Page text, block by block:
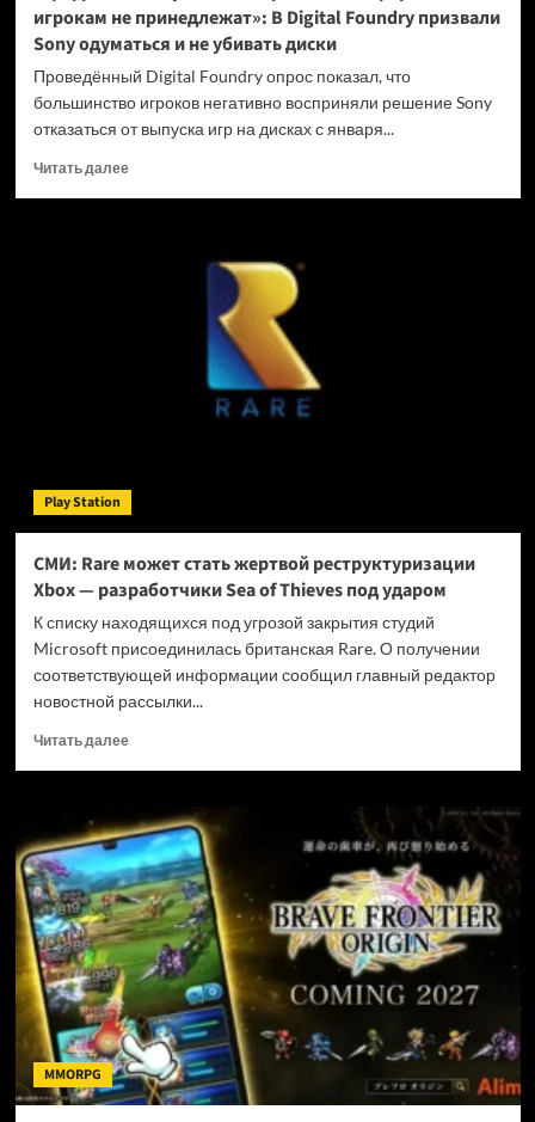
игрокам не принедлежат»: В Digital Foundry призвали
Sony одуматься и не убивать диски
Проведённый Digital Foundry опрос показал, что
большинство игроков негативно восприняли решение Sony
отказаться от выпуска игр на дисках с января...
Читать далееПрочитать
платформах
принедлежат»:
не
убивать
диски
Play Station
СМИ: Rare может стать жертвой реструктуризации
Xbox — разработчики Sea of Thieves под ударом
К списку находящихся под угрозой закрытия студий
Microsoft присоединилась британская Rare. О получении
соответствующей информации сообщил главный редактор
новостной рассылки...
Читать далееПрочитать
Rare
может
стать
жертвой
реструктуризации
Xbox
разработчики
Sea
of
Thieves
под
ударом
MMORPG